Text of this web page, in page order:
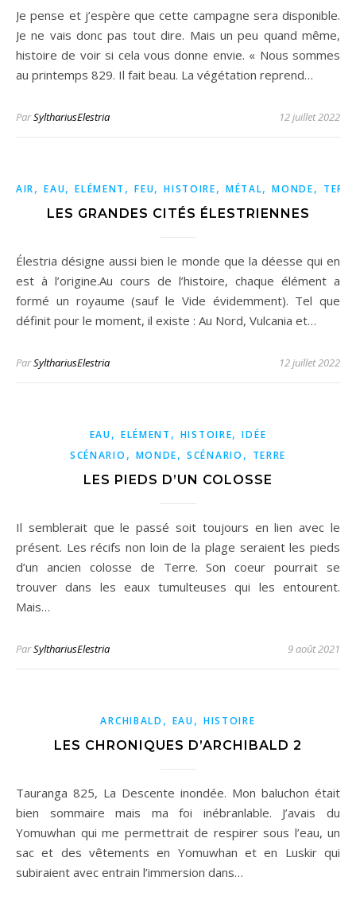
Je pense et j’espère que cette campagne sera disponible.
Je ne vais donc pas tout dire. Mais un peu quand même,
histoire de voir si cela vous donne envie. « Nous sommes
au printemps 829. Il fait beau. La végétation reprend…
ParSylthariusElestria 12 juillet 2022
AIR,EAU,ELÉMENT ,FEU,HISTOIRE, MÉTAL,MONDE,
LES GRANDES CITÉS ÉLESTRIENNES
Élestria désigne aussi bien le monde que la déesse qui en
est à l’origine.Au cours de l’histoire, chaque élément a
formé un royaume (sauf le Vide évidemment). Tel que
définit pour le moment, il existe : Au Nord, Vulcania et…
ParSylthariusElestria 12 juillet 2022
EAU, ELÉMENT , HISTOIRE,IDÉE
SCÉNARIO , MONDE, SCÉNARIO , TERRE
LES PIEDS D’UN COLOSSE
Il semblerait que le passé soit toujours en lien avec le
présent. Les récifs non loin de la plage seraient les pieds
d’un ancien colosse de Terre. Son coeur pourrait se
trouver dans les eaux tumulteuses qui les entourent.
Mais…
ParSylthariusElestria 9 août 2021
ARCHIBALD , EAU, HISTOIRE
LES CHRONIQUES D’ARCHIBALD 2
Tauranga 825, La Descente inondée. Mon baluchon était
bien sommaire mais ma foi inébranlable. J’avais du
Yomuwhan qui me permettrait de respirer sous l’eau, un
sac et des vêtements en Yomuwhan et en Luskir qui
subiraient avec entrain l’immersion dans…